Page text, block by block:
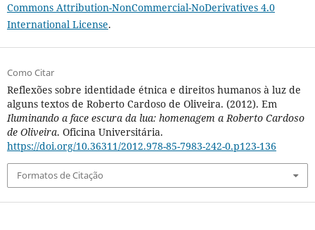
Commons Attribution-NonCommercial-NoDerivatives 4.0
International License.
Como Citar
Reflexões sobre identidade étnica e direitos humanos à luz de
alguns textos de Roberto Cardoso de Oliveira. (2012). Em
Iluminando a face escura da lua: homenagem a Roberto Cardoso
de Oliveira. Oficina Universitária.
https://doi.org/10.36311/2012.978-85-7983-242-0.p123-136
Formatos de Citação